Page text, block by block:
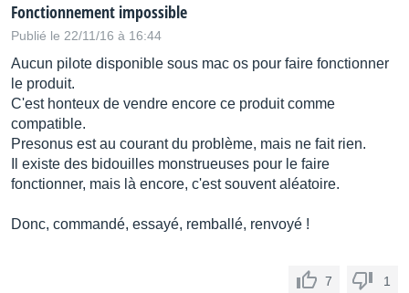
Fonctionnement impossible
Publié le 22/11/16 à 16:44
Aucun pilote disponible sous mac os pour faire fonctionner
le produit.
C'est honteux de vendre encore ce produit comme
compatible.
Presonus est au courant du problème, mais ne fait rien.
Il existe des bidouilles monstrueuses pour le faire
fonctionner, mais là encore, c'est souvent aléatoire.
Donc, commandé, essayé, remballé, renvoyé !
7 1